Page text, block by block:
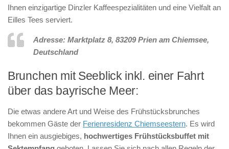
Ihnen einzigartige Dinzler Kaffeespezialitäten und eine Vielfalt an
Eilles Tees serviert.
Adresse: Marktplatz 8, 83209 Prien am Chiemsee,
Deutschland
Brunchen mit Seeblick inkl. einer Fahrt
über das bayrische Meer:
Die etwas andere Art und Weise des Frühstücksbrunches
bekommen Gäste der Ferienresidenz Chiemseestern. Es wird
Ihnen ein ausgiebiges, hochwertiges Frühstücksbuffet mit